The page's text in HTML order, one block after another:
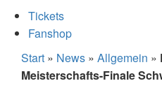
Tickets
Fanshop
Start » News » Allgemein »
Meisterschafts-Finale